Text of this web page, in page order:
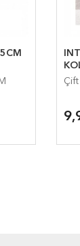
Çift